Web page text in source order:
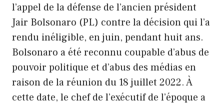
l’appel de la défense de l’ancien président
Jair Bolsonaro (PL) contre la décision qui l’a
rendu inéligible, en juin, pendant huit ans.
Bolsonaro a été reconnu coupable d’abus de
pouvoir politique et d’abus des médias en
raison de la réunion du 18 juillet 2022. À
cette date, le chef de l’exécutif de l’époque a